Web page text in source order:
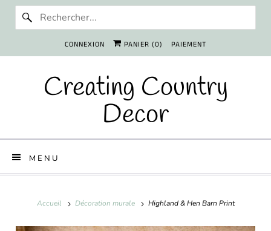
CONNEXION PANIER (0) PAIEMENT
Creating Country
Decor
MENU
Accueil Décoration murale Highland & Hen Barn Print